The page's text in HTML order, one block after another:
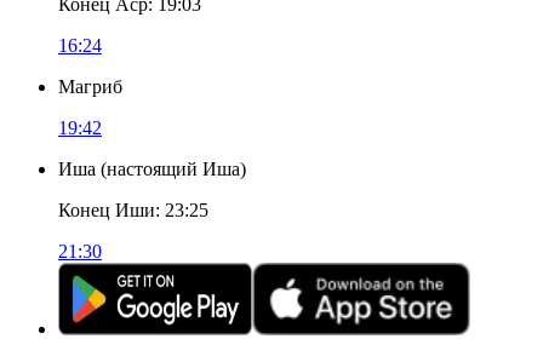
Конец Аср: 19:03
16:24
Магриб
19:42
Иша (настоящий Иша)
Конец Иши: 23:25
21:30